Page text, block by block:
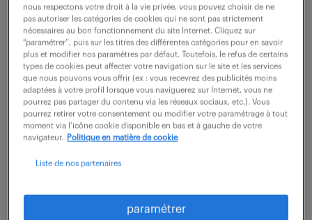
recevez chaque semaine par mail les offres qui
correspondent à votre dernière recherche.
créer une alerte
partagez-nous
nous respectons votre droit à la vie privée, vous pouvez choisir de ne
pas autoriser les catégories de cookies qui ne sont pas strictement
nécessaires au bon fonctionnement du site Internet. Cliquez sur
“paramétrer”, puis sur les titres des différentes catégories pour en savoir
plus et modifier nos paramètres par défaut. Toutefois, le refus de certains
types de cookies peut affecter votre navigation sur le site et les services
que nous pouvons vous offrir (ex : vous recevrez des publicités moins
adaptées à votre profil lorsque vous naviguerez sur Internet, vous ne
pourrez pas partager du contenu via les réseaux sociaux, etc.). Vous
pourrez retirer votre consentement ou modifier votre paramétrage à tout
moment via l’icône cookie disponible en bas et à gauche de votre
navigateur.
Politique en matière de cookie
Liste de nos partenaires
paramétrer